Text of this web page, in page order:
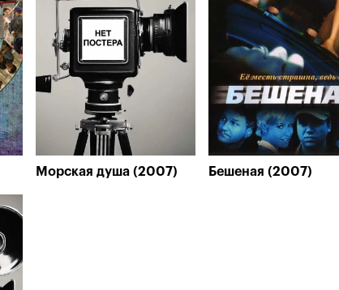
Морская душа (2007) Бешеная (2007)